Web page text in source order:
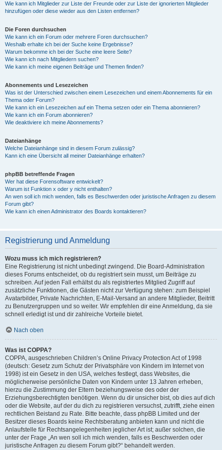
Wie kann ich Mitglieder zur Liste der Freunde oder zur Liste der ignorierten Mitglieder
hinzufügen oder diese wieder aus den Listen entfernen?
Die Foren durchsuchen
Wie kann ich ein Forum oder mehrere Foren durchsuchen?
Weshalb erhalte ich bei der Suche keine Ergebnisse?
Warum bekomme ich bei der Suche eine leere Seite?
Wie kann ich nach Mitgliedern suchen?
Wie kann ich meine eigenen Beiträge und Themen finden?
Abonnements und Lesezeichen
Was ist der Unterschied zwischen einem Lesezeichen und einem Abonnements für ein
Thema oder Forum?
Wie kann ich ein Lesezeichen auf ein Thema setzen oder ein Thema abonnieren?
Wie kann ich ein Forum abonnieren?
Wie deaktiviere ich meine Abonnements?
Dateianhänge
Welche Dateianhänge sind in diesem Forum zulässig?
Kann ich eine Übersicht all meiner Dateianhänge erhalten?
phpBB betreffende Fragen
Wer hat diese Forensoftware entwickelt?
Warum ist Funktion x oder y nicht enthalten?
An wen soll ich mich wenden, falls es Beschwerden oder juristische Anfragen zu diesem
Forum gibt?
Wie kann ich einen Administrator des Boards kontaktieren?
Registrierung und Anmeldung
Wozu muss ich mich registrieren?
Eine Registrierung ist nicht unbedingt zwingend. Die Board-Administration
dieses Forums entscheidet, ob du registriert sein musst, um Beiträge zu
schreiben. Auf jeden Fall erhältst du als registriertes Mitglied Zugriff auf
zusätzliche Funktionen, die Gästen nicht zur Verfügung stehen: zum Beispiel
Avatarbilder, Private Nachrichten, E-Mail-Versand an andere Mitglieder, Beitritt
zu Benutzergruppen und so weiter. Wir empfehlen dir eine Anmeldung, da sie
schnell erledigt ist und dir zahlreiche Vorteile bietet.
Nach oben
Was ist COPPA?
COPPA, ausgeschrieben Children’s Online Privacy Protection Act of 1998
(deutsch: Gesetz zum Schutz der Privatsphäre von Kindern im Internet von
1998) ist ein Gesetz in den USA, welches festlegt, dass Websites, die
möglicherweise persönliche Daten von Kindern unter 13 Jahren erheben,
hierzu die Zustimmung der Eltern beziehungsweise des oder der
Erziehungsberechtigten benötigen. Wenn du dir unsicher bist, ob dies auf dich
oder die Website, auf der du dich zu registrieren versuchst, zutrifft, ziehe einen
rechtlichen Beistand zu Rate. Bitte beachte, dass phpBB Limited und der
Besitzer dieses Boards keine Rechtsberatung anbieten kann und nicht die
Anlaufstelle für Rechtsangelegenheiten jeglicher Art ist; außer solchen, die
unter der Frage „An wen soll ich mich wenden, falls es Beschwerden oder
juristische Anfragen zu diesem Forum gibt?“ behandelt werden.